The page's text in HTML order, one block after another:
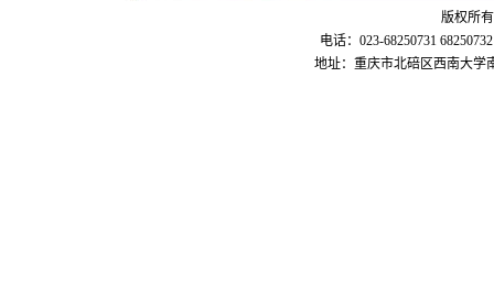
版权所
电话：023-68250731
地址：重庆市北碚区西南大学